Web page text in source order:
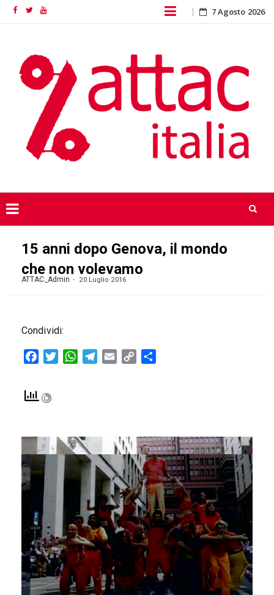
FacebookTwitterYouTube Skip
content
7 Agosto 2026
15 anni dopo Genova, il mondo
che non volevamo
ATTAC_Admin 20 Luglio 2016
Condividi:
FacebookTwitterWhatsAppTelegram
Email
Copy